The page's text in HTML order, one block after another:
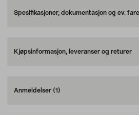
Spesifikasjoner, dokumentasjon og ev.
Kjøpsinformasjon, leveranser og returer
Anmeldelser (1)